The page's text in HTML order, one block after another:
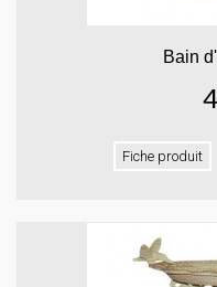
Bain
Fiche produit